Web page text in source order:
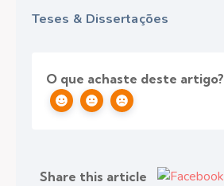
Teses & Dissertações
O que achaste deste artigo?
Share this article